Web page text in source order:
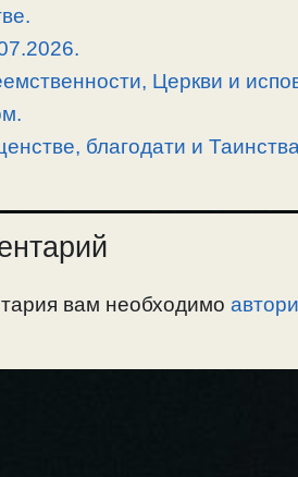
Церкви и
благодати и
вам необходимо